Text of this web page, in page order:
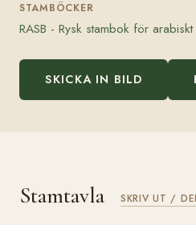
STAMBÖCKER
RASB - Rysk stambok för
SKICKA IN BILD
Stamtavla SKRIV UT /